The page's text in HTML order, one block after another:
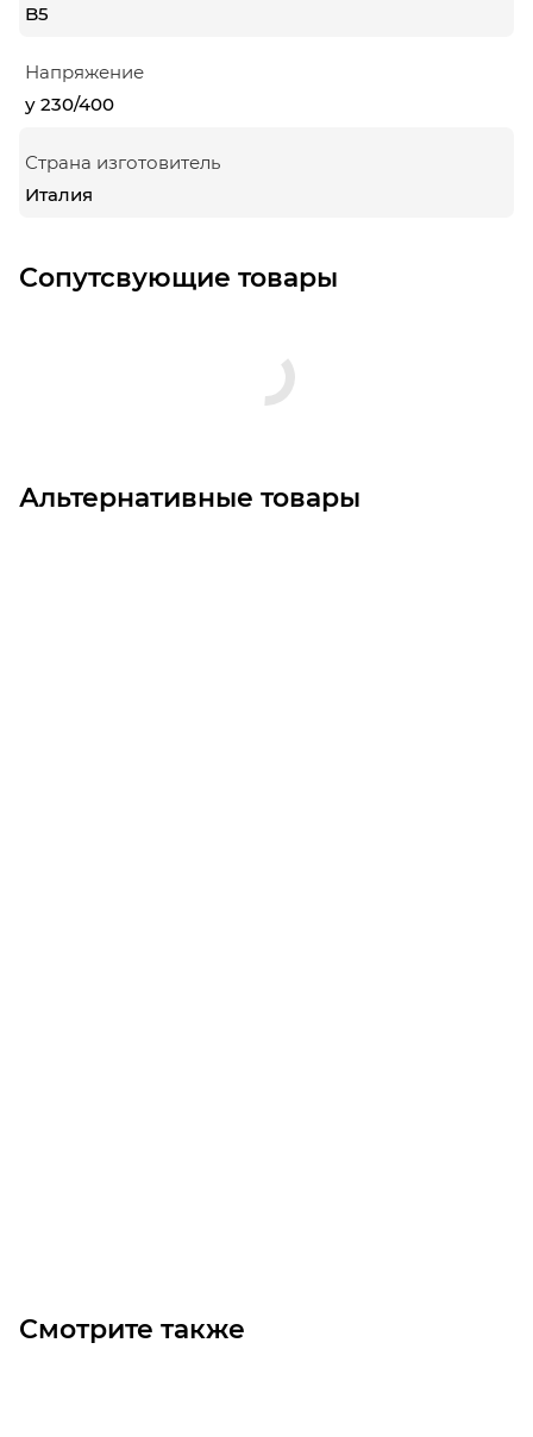
B5
Напряжение
у 230/400
Страна изготовитель
Италия
Сопутсвующие товары
Альтернативные товары
Смотрите также